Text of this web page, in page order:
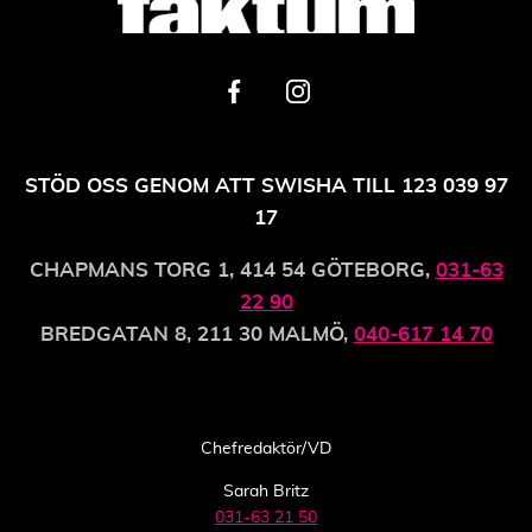
STÖD OSS GENOM ATT SWISHA TILL 123 039 97
17
CHAPMANS TORG 1, 414 54 GÖTEBORG, 031-63
22 90
BREDGATAN 8, 211 30 MALMÖ, 040-617 14 70
Chefredaktör/VD
Sarah Britz
031-63 21 50